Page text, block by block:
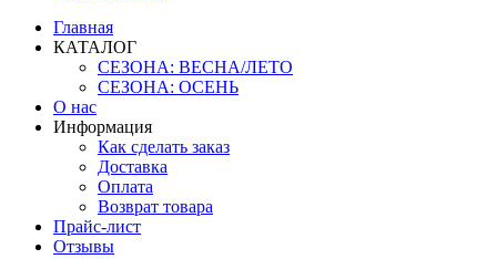
Главная
КАТАЛОГ
СЕЗОНА: ВЕСНА/ЛЕТО
СЕЗОНА: ОСЕНЬ
О нас
Информация
Как сделать заказ
Доставка
Оплата
Возврат товара
Прайс-лист
Отзывы